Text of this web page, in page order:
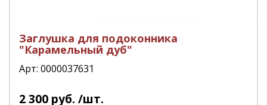
Заглушка для подоконника
"Карамельный дуб"
Арт: 0000037631
2 300 руб. /шт.